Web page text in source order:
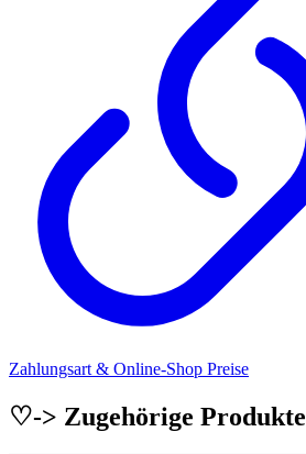
Zahlungsart & Online-Shop Preise
♡-> Zugehörige Produkte